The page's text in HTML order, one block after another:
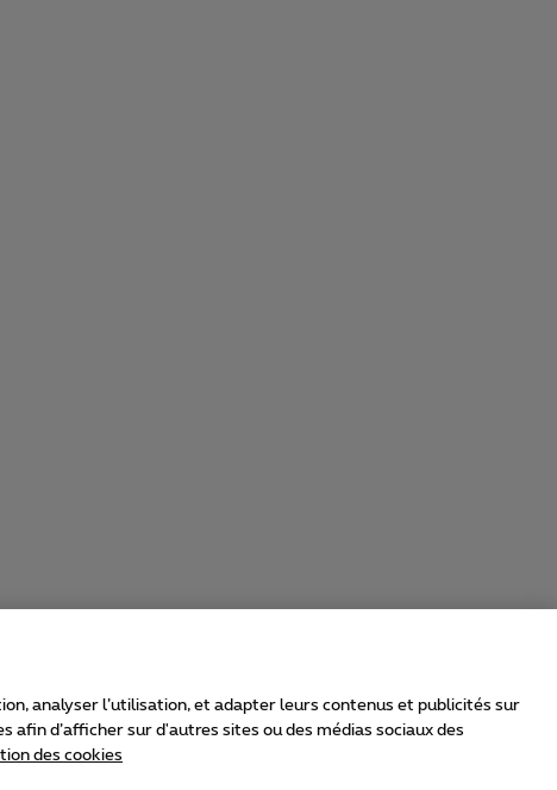
analyser l’utilisation, et adapter leurs contenus et publicités sur
d’afficher sur d'autres sites ou des médias sociaux des
des cookies